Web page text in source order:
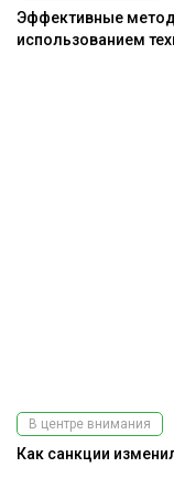
Эффективные
использованием
В центре внимания
Как санкции